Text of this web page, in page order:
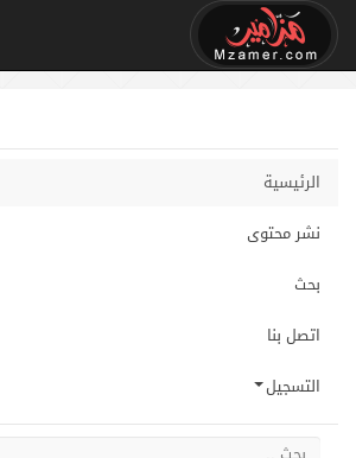
الرئيسية
نشر محتوى
بحث
اتصل بنا
التسجيل